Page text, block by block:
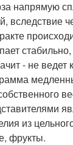
напрямую
вследствие
- не
из
фрукты.